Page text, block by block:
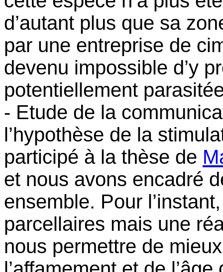
d’autant plus que sa
par une entreprise de
devenu impossible d’y
potentiellement
- Etude de la
l’hypothèse de la
participé à la thèse de
et nous avons encadré
ensemble. Pour
parcellaires mais une
nous permettre de